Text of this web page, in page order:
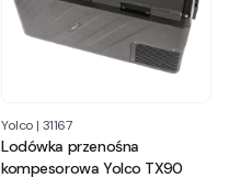
Yolco | 31167
Lodówka przenośna
kompesorowa Yolco TX90